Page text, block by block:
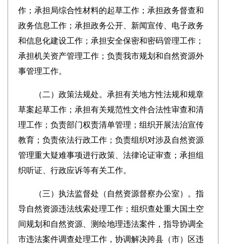
作；承担局综合性材料的起草工作；承担政务督查和
政务信息工作；承担政务公开、新闻宣传、电子政务
和信息化建设工作；承担安全保密和密码管理工作；
承担机关资产管理工作；负责我市规划和自然资源外
事管理工作。
（二）政策法规处。承担有关地方性法规和规章
草案起草工作；承担有关规范性文件合法性审查和清
理工作；负责部门权责清单管理；组织开展法治宣传
教育；负责依法行政工作；负责组织对涉及自然资源
管理重大疑难事项进行政策、法律论证审查；承担组
织听证、行政应诉等有关工作。
（三）执法监督处（自然资源督察办公室）。指
导自然资源违法线索处理工作；组织查处重大国土空
间规划和自然资源、测绘地理违法案件，指导协调全
市违法案件调查处理工作，协调解决跨县（市）区违